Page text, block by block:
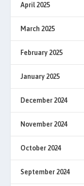
April 2025
March 2025
February 2025
January 2025
December 2024
November 2024
October 2024
September 2024